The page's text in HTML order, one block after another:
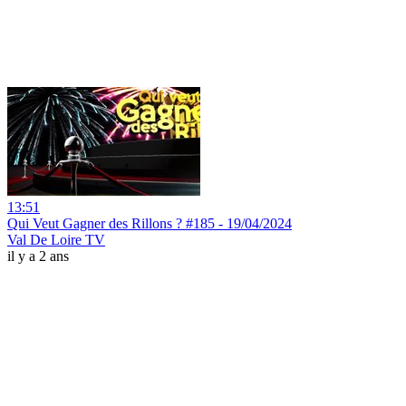
13:51
Qui Veut Gagner des Rillons ? #185 - 19/04/2024
Val De Loire TV
il y a 2 ans